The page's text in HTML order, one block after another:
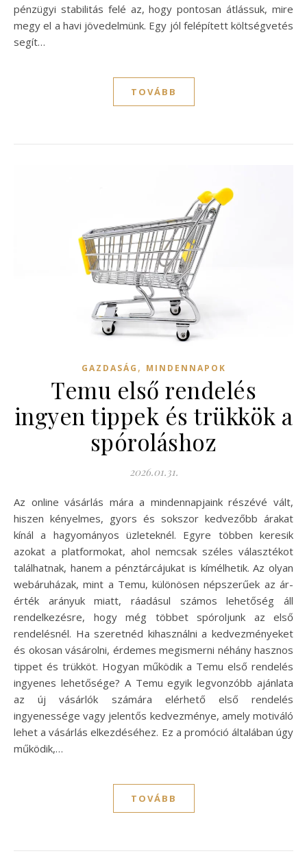
pénzügyi stabilitás felé az, hogy pontosan átlássuk, mire
megy el a havi jövedelmünk. Egy jól felépített költségvetés
segít…
TOVÁBB
GAZDASÁG , MINDENNAPOK
Temu első rendelés
ingyen tippek és trükkök a
spóroláshoz
2026.01.31.
Az online vásárlás mára a mindennapjaink részévé vált,
hiszen kényelmes, gyors és sokszor kedvezőbb árakat
kínál a hagyományos üzleteknél. Egyre többen keresik
azokat a platformokat, ahol nemcsak széles választékot
találhatnak, hanem a pénztárcájukat is kímélhetik. Az olyan
webáruházak, mint a Temu, különösen népszerűek az ár-
érték arányuk miatt, ráadásul számos lehetőség áll
rendelkezésre, hogy még többet spóroljunk az első
rendelésnél. Ha szeretnéd kihasználni a kedvezményeket
és okosan vásárolni, érdemes megismerni néhány hasznos
tippet és trükköt. Hogyan működik a Temu első rendelés
ingyenes lehetősége? A Temu egyik legvonzóbb ajánlata
az új vásárlók számára elérhető első rendelés
ingyenessége vagy jelentős kedvezménye, amely motiváló
lehet a vásárlás elkezdéséhez. Ez a promóció általában úgy
működik,…
TOVÁBB